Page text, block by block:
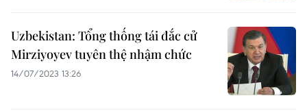
Uzbekistan: Tổng thống tái đắc cử
Mirziyoyev tuyên thệ nhậm chức
14/07/2023 13:26